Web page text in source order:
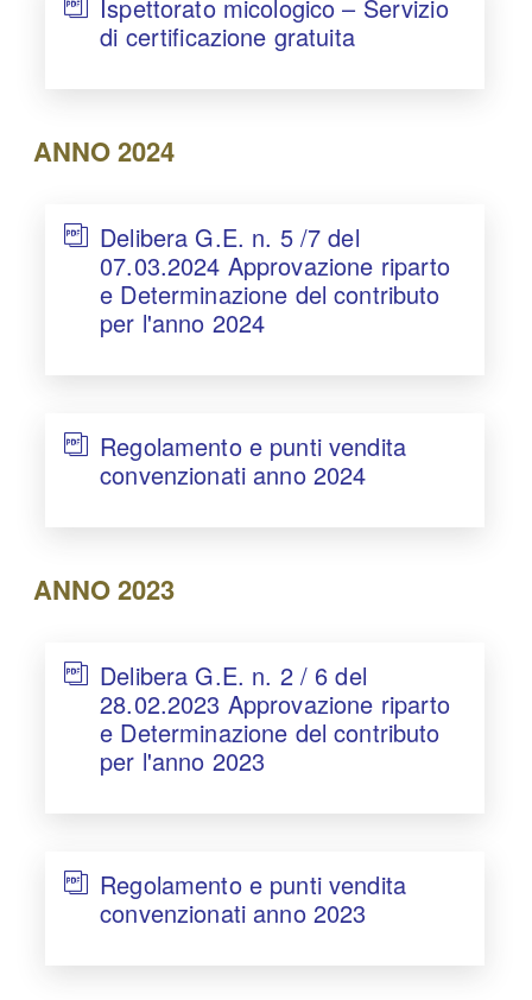
Ispettorato micologico – Servizio
di certificazione gratuita
ANNO 2024
Delibera G.E. n. 5 /7 del
07.03.2024 Approvazione riparto
e Determinazione del contributo
per l'anno 2024
Regolamento e punti vendita
convenzionati anno 2024
ANNO 2023
Delibera G.E. n. 2 / 6 del
28.02.2023 Approvazione riparto
e Determinazione del contributo
per l'anno 2023
Regolamento e punti vendita
convenzionati anno 2023